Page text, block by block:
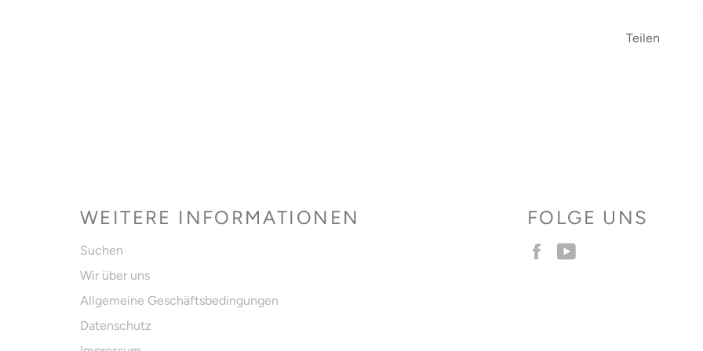
Teilen
WEITERE INFORMATIONEN
Suchen
Wir über uns
Allgemeine Geschäftsbedingungen
Datenschutz
FOLGE UNS
Facebook